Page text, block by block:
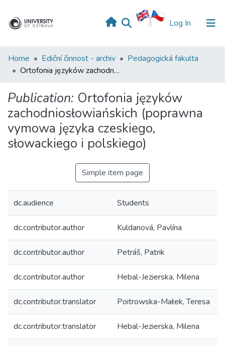
Log In (current)
Home Ediční činnost - archiv
Pedagogická fakulta
Ortofonia języków zachodniosłowiańskich (poprawna vymowa języka czeskiego, słowackiego i polskiego)
Publication: Ortofonia języków
zachodniosłowiańskich (poprawna
vymowa języka czeskiego,
słowackiego i polskiego)
Simple item page
dc.audience Students
dc.contributor.author Kuldanová, Pavlína
dc.contributor.author Petráš, Patrik
dc.contributor.author Hebal-Jezierska, Milena
dc.contributor.translator Poitrowska-Małek, Teresa
dc.contributor.translator Hebal-Jezierska, Milena